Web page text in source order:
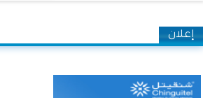
إعلان